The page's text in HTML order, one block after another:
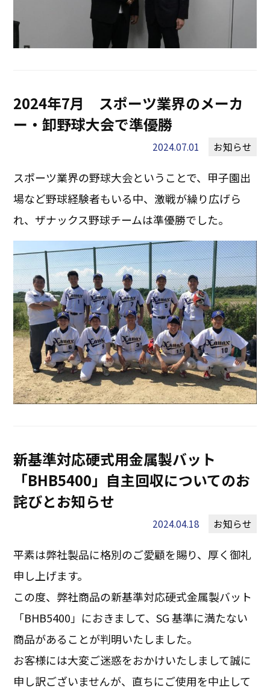
2024年7月 スポーツ業界のメーカ
ー・卸野球大会で準優勝
2024.07.01 お知らせ
スポーツ業界の野球大会ということで、甲子園出
場など野球経験者もいる中、激戦が繰り広げら
れ、ザナックス野球チームは準優勝でした。
新基準対応硬式用金属製バット
「BHB5400」自主回収についてのお
詫びとお知らせ
2024.04.18 お知らせ
平素は弊社製品に格別のご愛顧を賜り、厚く御礼
申し上げます。
この度、弊社商品の新基準対応硬式金属製バット
「BHB5400」におきまして、SG 基準に満たない
商品があることが判明いたしました。
お客様には大変ご迷惑をおかけいたしまして誠に
申し訳ございませんが、直ちにご使用を中止して